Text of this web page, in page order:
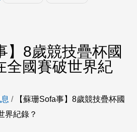
】8歲競技疊杯國
全國賽破世界紀
/
【蘇珊Sofa事】8歲競技疊杯國
界紀錄？